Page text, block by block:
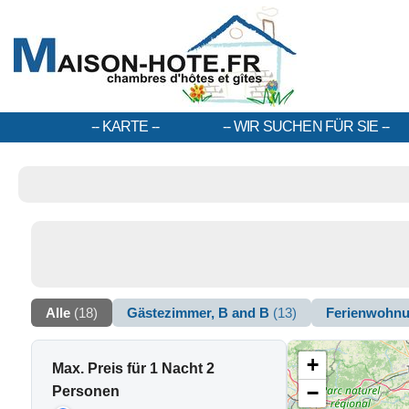
KARTE WIR SUCHEN FÜR SIE
Alle (18) Gästezimmer, B and B (13)
Max. Preis für 1 Nacht 2
Personen
+
−